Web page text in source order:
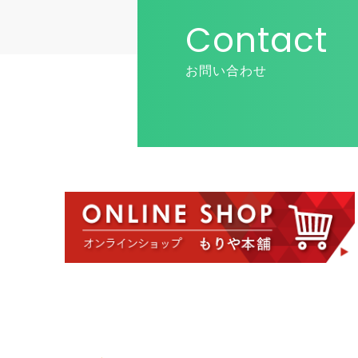
Contact
お問い合わせ